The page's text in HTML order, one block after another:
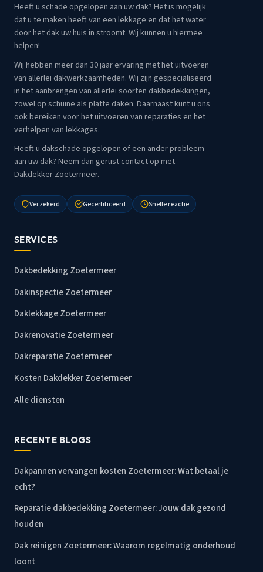
Heeft u schade opgelopen aan uw dak? Het is mogelijk
dat u te maken heeft van een lekkage en dat het water
door het dak uw huis in stroomt. Wij kunnen u hiermee
helpen!
Wij hebben meer dan 30 jaar ervaring met het uitvoeren
van allerlei dakwerkzaamheden. Wij zijn gespecialiseerd
in het aanbrengen van allerlei soorten dakbedekkingen,
zowel op schuine als platte daken. Daarnaast kunt u ons
ook bereiken voor het uitvoeren van reparaties en het
verhelpen van lekkages.
Heeft u dakschade opgelopen of een ander probleem
aan uw dak? Neem dan gerust contact op met
Dakdekker Zoetermeer.
Verzekerd Gecertificeerd Snelle reactie
SERVICES
Dakbedekking Zoetermeer
Dakinspectie Zoetermeer
Daklekkage Zoetermeer
Dakrenovatie Zoetermeer
Dakreparatie Zoetermeer
Kosten Dakdekker Zoetermeer
Alle diensten
RECENTE BLOGS
Dakpannen vervangen kosten Zoetermeer: Wat betaal je
echt?
Reparatie dakbedekking Zoetermeer: Jouw dak gezond
houden
Dak reinigen Zoetermeer: Waarom regelmatig onderhoud
loont